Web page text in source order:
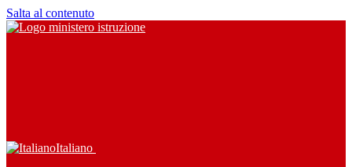
Salta al contenuto
Italiano